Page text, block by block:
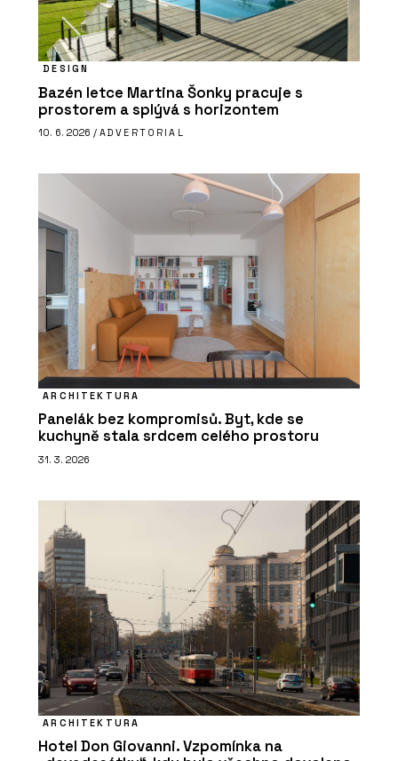
DESIGN
Bazén letce Martina Šonky pracuje s
prostorem a splývá s horizontem
10. 6. 2026 / ADVERTORIAL
ARCHITEKTURA
Panelák bez kompromisů. Byt, kde se
kuchyně stala srdcem celého prostoru
31. 3. 2026
ARCHITEKTURA
Hotel Don Giovanni. Vzpomínka na